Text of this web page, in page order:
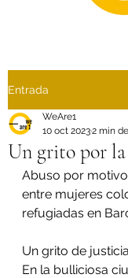
Entrada
Un grito por
WeAre1
10 oct 20232 min
Abuso por
entre mujeres
refugiadas en
Un grito de
En la bulliciosa